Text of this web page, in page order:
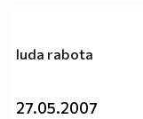
luda rabota
27.05.2007